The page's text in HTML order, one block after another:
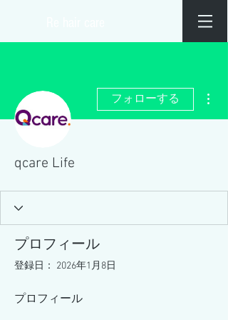
フォローする
qcare Life
プロフィール
登録日： 2026年1月8日
プロフィール